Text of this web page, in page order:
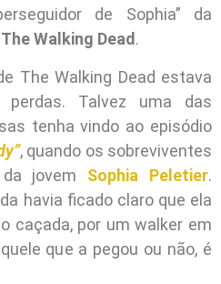
de Sophia” da
The Walking Dead.
The Walking Dead estava
Talvez uma das
tenha vindo ao episódio
, quando os sobreviventes
jovem Sophia Peletier.
havia ficado claro que ela
caçada, por um walker em
que a pegou ou não, é